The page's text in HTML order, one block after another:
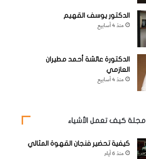
الدكتور يوسف القهيم
منذ 4 أسابيع
الدكتورة عائشة أحمد مطيران
العازمي
منذ 4 أسابيع
مجلة كيف تعمل الأشياء
كيفية تحضير فنجان القهوة المثالي
منذ 6 أيام